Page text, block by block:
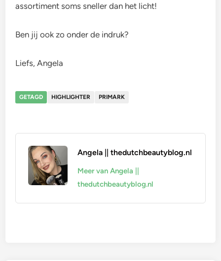
assortiment soms sneller dan het licht!
Ben jij ook zo onder de indruk?
Liefs, Angela
GETAGD HIGHLIGHTER PRIMARK
Angela || thedutchbeautyblog.nl
Meer van Angela ||
thedutchbeautyblog.nl